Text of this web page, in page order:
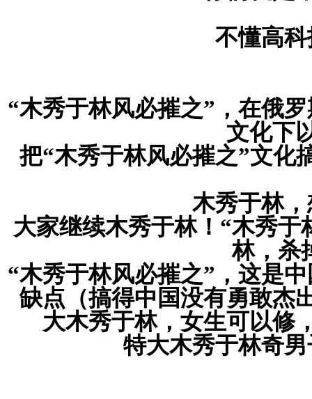
不懂高
“木秀于林风必摧之”，在俄
文化下
把“木秀于林风必摧之”文化
木秀于林
大家继续木秀于林！“木秀
林，杀
“木秀于林风必摧之”，这是
缺点（搞得中国没有勇敢杰
大木秀于林，女生可以修
特大木秀于林奇